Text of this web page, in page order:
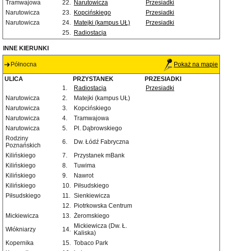
Tramwajowa
22. Narutowicza
Przesiadki
Narutowicza
23. Kopcińskiego
Przesiadki
Narutowicza
24. Matejki (kampus UŁ)
Przesiadki
25. Radiostacja
INNE KIERUNKI
Północna Pokaż na mapie
ULICA PRZYSTANEK
PRZESIADKI
1.
Radiostacja
Przesiadki
Narutowicza
2.
Matejki (kampus UŁ)
Narutowicza
3.
Kopcińskiego
Narutowicza
4.
Tramwajowa
Narutowicza
5.
Pl. Dąbrowskiego
Rodziny
Poznańskich
6.
Dw. Łódź Fabryczna
Kilińskiego
7.
Przystanek mBank
Kilińskiego
8.
Tuwima
Kilińskiego
9.
Nawrot
Kilińskiego
10. Piłsudskiego
Piłsudskiego
11. Sienkiewicza
12. Piotrkowska Centrum
Mickiewicza
13. Żeromskiego
Włókniarzy
14. Mickiewicza (Dw. Ł.
Kaliska)
Kopernika
15. Tobaco Park